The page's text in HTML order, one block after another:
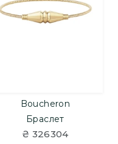
Boucheron
Браслет
₴ 326304